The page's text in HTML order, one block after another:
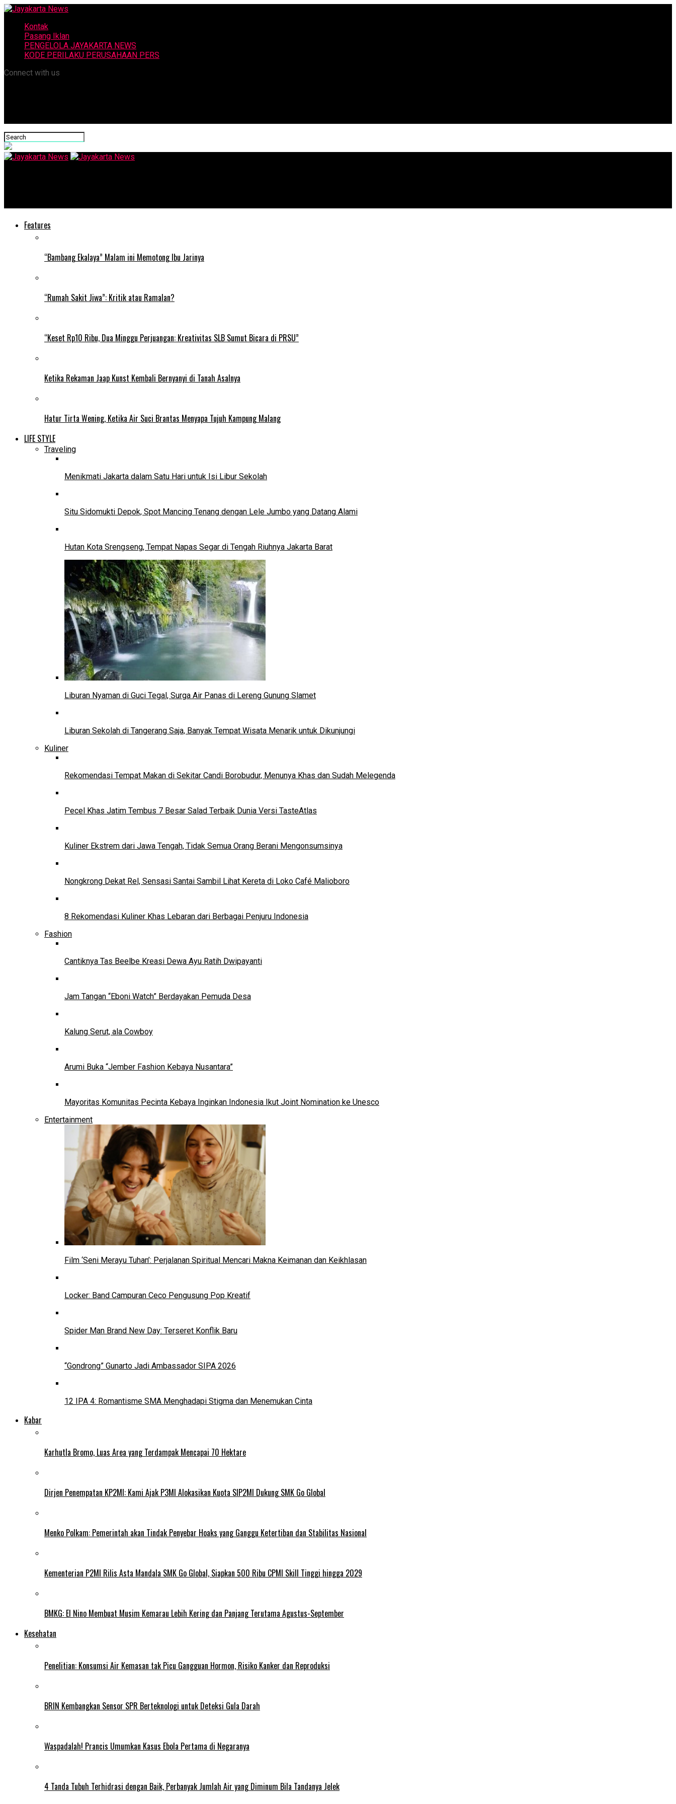
Kontak
Pasang Iklan
PENGELOLA JAYAKARTA NEWS
KODE PERILAKU PERUSAHAAN PERS
Connect with us
Features
“Bambang Ekalaya” Malam ini Memotong Ibu Jarinya
“Rumah Sakit Jiwa”: Kritik atau Ramalan?
“Keset Rp10 Ribu, Dua Minggu Perjuangan: Kreativitas SLB Sumut Bicara di PRSU”
Ketika Rekaman Jaap Kunst Kembali Bernyanyi di Tanah Asalnya
Hatur Tirta Wening, Ketika Air Suci Brantas Menyapa Tujuh Kampung Malang
LIFE STYLE
Traveling
Menikmati Jakarta dalam Satu Hari untuk Isi Libur Sekolah
Situ Sidomukti Depok, Spot Mancing Tenang dengan Lele Jumbo yang Datang Alami
Hutan Kota Srengseng, Tempat Napas Segar di Tengah Riuhnya Jakarta Barat
Liburan Nyaman di Guci Tegal, Surga Air Panas di Lereng Gunung Slamet
Liburan Sekolah di Tangerang Saja, Banyak Tempat Wisata Menarik untuk Dikunjungi
Kuliner
Rekomendasi Tempat Makan di Sekitar Candi Borobudur, Menunya Khas dan Sudah Melegenda
Pecel Khas Jatim Tembus 7 Besar Salad Terbaik Dunia Versi TasteAtlas
Kuliner Ekstrem dari Jawa Tengah, Tidak Semua Orang Berani Mengonsumsinya
Nongkrong Dekat Rel, Sensasi Santai Sambil Lihat Kereta di Loko Café Malioboro
8 Rekomendasi Kuliner Khas Lebaran dari Berbagai Penjuru Indonesia
Fashion
Cantiknya Tas Beelbe Kreasi Dewa Ayu Ratih Dwipayanti
Jam Tangan “Eboni Watch” Berdayakan Pemuda Desa
Kalung Serut, ala Cowboy
Arumi Buka “Jember Fashion Kebaya Nusantara”
Mayoritas Komunitas Pecinta Kebaya Inginkan Indonesia Ikut Joint Nomination ke Unesco
Entertainment
Film ‘Seni Merayu Tuhan’: Perjalanan Spiritual Mencari Makna Keimanan dan Keikhlasan
Locker: Band Campuran Ceco Pengusung Pop Kreatif
Spider Man Brand New Day: Terseret Konflik Baru
“Gondrong” Gunarto Jadi Ambassador SIPA 2026
12 IPA 4: Romantisme SMA Menghadapi Stigma dan Menemukan Cinta
Kabar
Karhutla Bromo, Luas Area yang Terdampak Mencapai 70 Hektare
Dirjen Penempatan KP2MI: Kami Ajak P3MI Alokasikan Kuota SIP2MI Dukung SMK Go Global
Menko Polkam: Pemerintah akan Tindak Penyebar Hoaks yang Ganggu Ketertiban dan Stabilitas Nasional
Kementerian P2MI Rilis Asta Mandala SMK Go Global, Siapkan 500 Ribu CPMI Skill Tinggi hingga 2029
BMKG: El Nino Membuat Musim Kemarau Lebih Kering dan Panjang Terutama Agustus-September
Kesehatan
Penelitian: Konsumsi Air Kemasan tak Picu Gangguan Hormon, Risiko Kanker dan Reproduksi
BRIN Kembangkan Sensor SPR Berteknologi untuk Deteksi Gula Darah
Waspadalah! Prancis Umumkan Kasus Ebola Pertama di Negaranya
4 Tanda Tubuh Terhidrasi dengan Baik, Perbanyak Jumlah Air yang Diminum Bila Tandanya Jelek